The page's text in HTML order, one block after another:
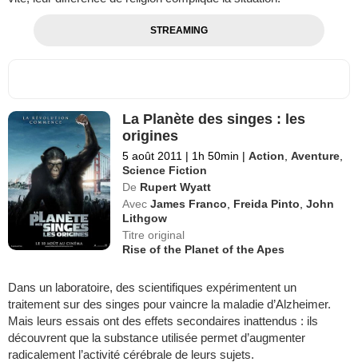
STREAMING
La Planète des singes : les
origines
5 août 2011 | 1h 50min | Action ,Aventure
Science Fiction
De Rupert Wyatt
Avec James Franco Freida Pinto ,John
Lithgow
Titre original
Rise of the Planet of the Apes
Dans un laboratoire, des scientifiques expérimentent un
traitement sur des singes pour vaincre la maladie d’Alzheimer.
Mais leurs essais ont des effets secondaires inattendus : ils
découvrent que la substance utilisée permet d’augmenter
radicalement l’activité cérébrale de leurs sujets.